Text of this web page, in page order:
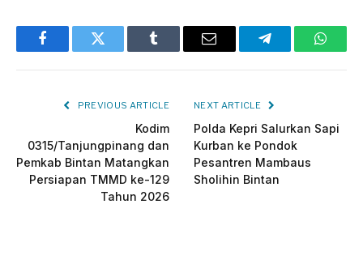
FacebookTwitter Tumblr Email Telegram
PREVIOUS ARTICLE
Kodim
0315/Tanjungpinang dan
Pemkab Bintan Matangkan
Persiapan TMMD ke-129
Tahun 2026
NEXT ARTICLE
Polda Kepri Salurkan Sapi
Kurban ke Pondok
Pesantren Mambaus
Sholihin Bintan